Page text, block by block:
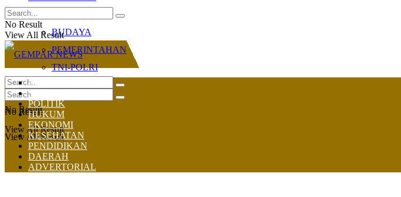
BUDAYA
PEMERINTAHAN
TNI-POLRI
No Result
View All Result
No Result
View All Result
No Result
View All Result
HOME
NASIONAL
POLITIK
HUKUM
EKONOMI
KESEHATAN
PENDIDIKAN
DAERAH
ADVERTORIAL